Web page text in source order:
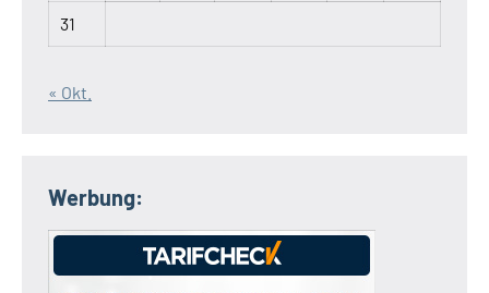
31
« Okt.
Werbung: